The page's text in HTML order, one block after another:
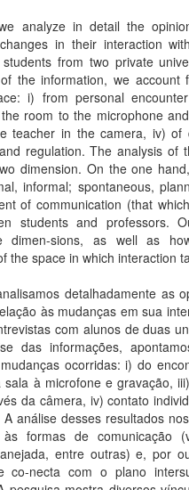
analyze in detail the
in their interaction
students from two private
the information, we
i) from personal
room to the microphone
teacher in the camera, iv) of
regulation. The analysis of
dimension. On the one
informal; spontaneous,
of communication (that
students and professors.
dimen-sions, as well as
the space in which interaction
detalhadamente as
às mudanças em sua
com alunos de duas
das informações,
ocorridas: i) do
sala à microfone e gravação,
da câmera, iv) contato
análise desses resultados
formas de comunicação
entre outras) e, por
co-necta com o plano